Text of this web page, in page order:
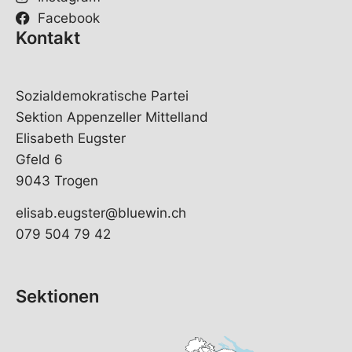
Facebook
Kontakt
Sozialdemokratische Partei
Sektion Appenzeller Mittelland
Elisabeth Eugster
Gfeld 6
9043 Trogen
elisab.eugster@bluewin.ch
079 504 79 42
Sektionen